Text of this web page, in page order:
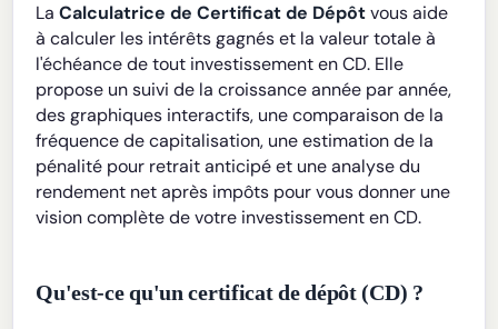
LaCalculatrice de Certificat de Dépôtvous aide
à calculer les intérêts gagnés et la valeur totale à
l'échéance de tout investissement en CD. Elle
propose un suivi de la croissance année par année,
des graphiques interactifs, une comparaison de la
fréquence de capitalisation, une estimation de la
pénalité pour retrait anticipé et une analyse du
rendement net après impôts pour vous donner une
vision complète de votre investissement en CD.
Qu'est-ce qu'un certificat de dépôt (CD) ?